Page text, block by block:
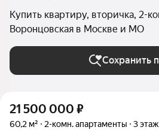
Купить квартиру, вторичка, 2-
Воронцовская в Москве и МО
Сохранить
21 500 000 ₽
60,2 м² 2-комн. апартаменты 3 этаж